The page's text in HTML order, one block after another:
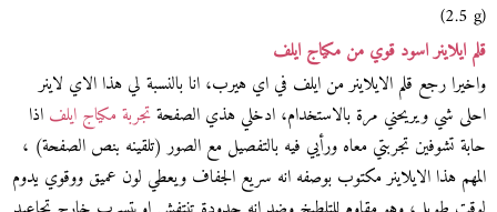
(2.5 g)
قلم ايلاينر اسود قوي من مكياج ايلف
واخيرا رجع قلم الايلاينر من ايلف في اي هيرب، انا بالنسبة لي هذا الاي لاينر
احلى شي ويريحني مرة بالاستخدام، ادخلي هذي الصفحةتجربة مكياج ايلفاذا
حابة تشوفين تجربتي معاه ورأيي فيه بالتفصيل مع الصور (تلقينه بنص الصفحة) ،
المهم هذا الايلاينر مكتوب بوصفه انه سريع الجفاف ويعطي لون عميق ووقوي يدوم